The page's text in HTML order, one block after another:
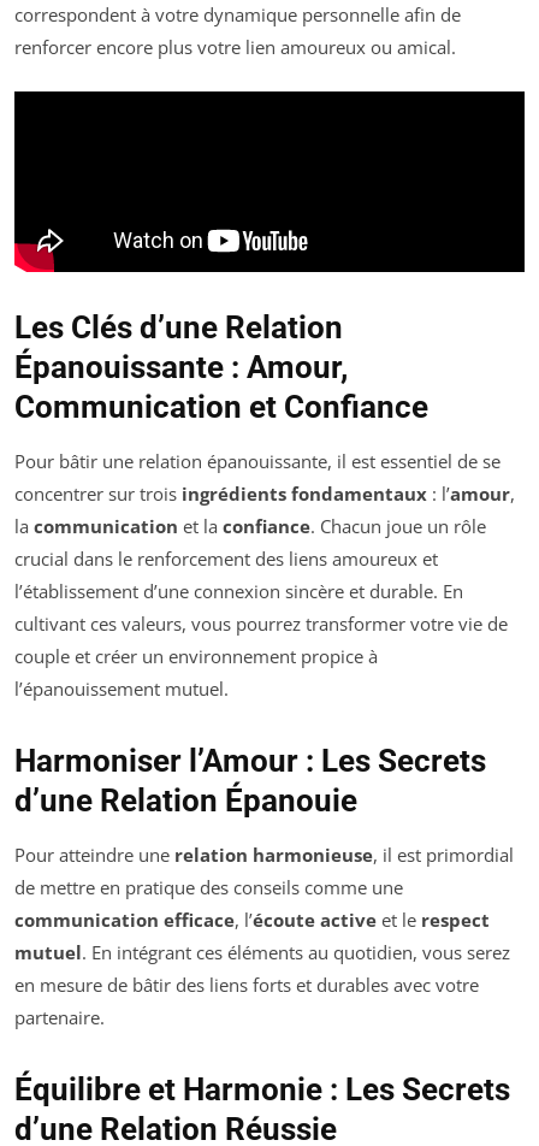
correspondent à votre dynamique personnelle afin de
renforcer encore plus votre lien amoureux ou amical.
Les Clés d’une Relation
Épanouissante : Amour,
Communication et Confiance
Pour bâtir une relation épanouissante, il est essentiel de se
concentrer sur trois ingrédients fondamentaux : l’amour,
la communication et la confiance. Chacun joue un rôle
crucial dans le renforcement des liens amoureux et
l’établissement d’une connexion sincère et durable. En
cultivant ces valeurs, vous pourrez transformer votre vie de
couple et créer un environnement propice à
l’épanouissement mutuel.
Harmoniser l’Amour : Les Secrets
d’une Relation Épanouie
Pour atteindre une relation harmonieuse, il est primordial
de mettre en pratique des conseils comme une
communication efficace, l’écoute active et le respect
mutuel. En intégrant ces éléments au quotidien, vous serez
en mesure de bâtir des liens forts et durables avec votre
partenaire.
Équilibre et Harmonie : Les Secrets
d’une Relation Réussie